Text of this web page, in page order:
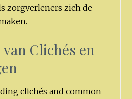
zorgverleners zich de
Clichés en
clichés and common